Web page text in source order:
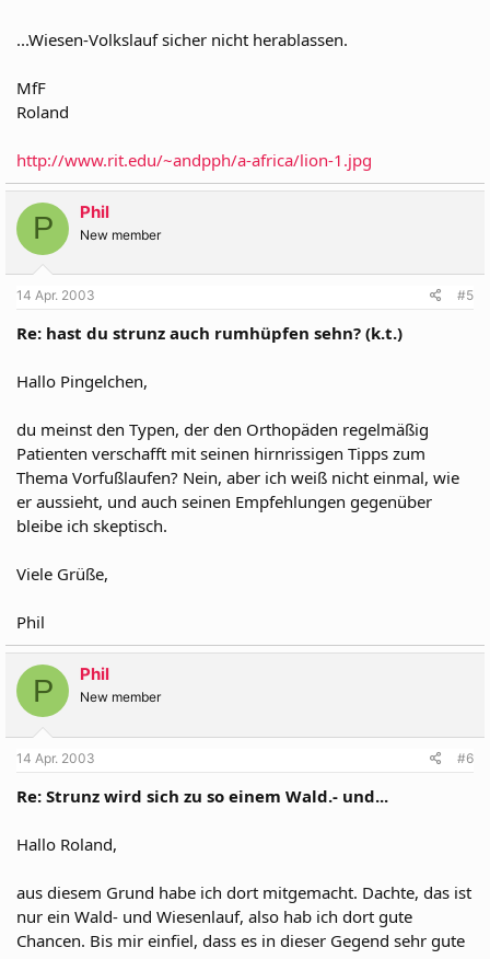
...Wiesen-Volkslauf sicher nicht herablassen.
MfF
Roland
http://www.rit.edu/~andpph/a-africa/lion-1.jpg
P Phil
New member
14 Apr. 2003 #5
Re: hast du strunz auch rumhüpfen sehn? (k.t.)
Hallo Pingelchen,
du meinst den Typen, der den Orthopäden regelmäßig
Patienten verschafft mit seinen hirnrissigen Tipps zum
Thema Vorfußlaufen? Nein, aber ich weiß nicht einmal, wie
er aussieht, und auch seinen Empfehlungen gegenüber
bleibe ich skeptisch.
Viele Grüße,
Phil
P Phil
New member
14 Apr. 2003 #6
Re: Strunz wird sich zu so einem Wald.- und...
Hallo Roland,
aus diesem Grund habe ich dort mitgemacht. Dachte, das ist
nur ein Wald- und Wiesenlauf, also hab ich dort gute
Chancen. Bis mir einfiel, dass es in dieser Gegend sehr gute